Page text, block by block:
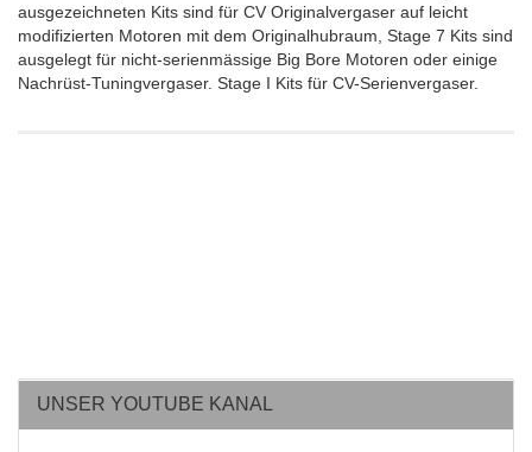
ausgezeichneten Kits sind für CV Originalvergaser auf leicht
modifizierten Motoren mit dem Originalhubraum, Stage 7 Kits sind
ausgelegt für nicht-serienmässige Big Bore Motoren oder einige
Nachrüst-Tuningvergaser. Stage I Kits für CV-Serienvergaser.
UNSER YOUTUBE KANAL